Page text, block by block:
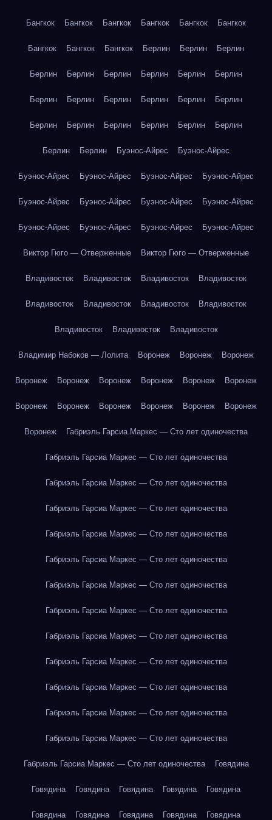
Бангкок Бангкок Бангкок Бангкок Бангкок Бангкок
Бангкок Бангкок Бангкок Берлин Берлин Берлин
Берлин Берлин Берлин Берлин Берлин Берлин
Берлин Берлин Берлин Берлин Берлин Берлин
Берлин Берлин Берлин Берлин Берлин Берлин
Берлин Берлин Буэнос-Айрес Буэнос-Айрес
Буэнос-Айрес Буэнос-Айрес Буэнос-Айрес Буэнос-Айрес
Буэнос-Айрес Буэнос-Айрес Буэнос-Айрес Буэнос-Айрес
Буэнос-Айрес Буэнос-Айрес Буэнос-Айрес Буэнос-Айрес
Виктор Гюго — Отверженные Виктор Гюго — Отверженные
Владивосток Владивосток Владивосток Владивосток
Владивосток Владивосток Владивосток Владивосток
Владивосток Владивосток Владивосток
Владимир Набоков — Лолита Воронеж Воронеж Воронеж
Воронеж Воронеж Воронеж Воронеж Воронеж Воронеж
Воронеж Воронеж Воронеж Воронеж Воронеж Воронеж
Воронеж Габриэль Гарсиа Маркес — Сто лет одиночества
Габриэль Гарсиа Маркес — Сто лет одиночества
Габриэль Гарсиа Маркес — Сто лет одиночества
Габриэль Гарсиа Маркес — Сто лет одиночества
Габриэль Гарсиа Маркес — Сто лет одиночества
Габриэль Гарсиа Маркес — Сто лет одиночества
Габриэль Гарсиа Маркес — Сто лет одиночества
Габриэль Гарсиа Маркес — Сто лет одиночества
Габриэль Гарсиа Маркес — Сто лет одиночества
Габриэль Гарсиа Маркес — Сто лет одиночества
Габриэль Гарсиа Маркес — Сто лет одиночества
Габриэль Гарсиа Маркес — Сто лет одиночества
Габриэль Гарсиа Маркес — Сто лет одиночества
Габриэль Гарсиа Маркес — Сто лет одиночества Говядина
Говядина Говядина Говядина Говядина Говядина
Говядина Говядина Говядина Говядина Говядина